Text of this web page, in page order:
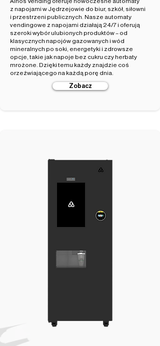
z napojami w Jędrzejowie do biur, szkół, siłowni
i przestrzeni publicznych. Nasze automaty
vendingowe z napojami działają 24/7 i oferują
szeroki wybór ulubionych produktów – od
klasycznych napojów gazowanych i wód
mineralnych po soki, energetyki i zdrowsze
opcje, takie jak napoje bez cukru czy herbaty
mrożone. Dzięki temu każdy znajdzie coś
orzeźwiającego na każdą porę dnia.
Zobacz